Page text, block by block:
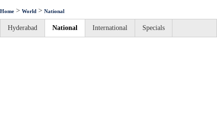
Home > World > National
Hyderabad National International Specials